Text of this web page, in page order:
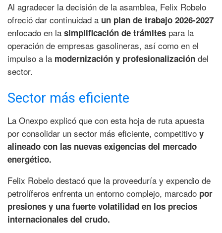
Al agradecer la decisión de la asamblea, Felix Robelo
ofreció dar continuidad a un plan de trabajo 2026-2027
enfocado en la simplificación de trámites para la
operación de empresas gasolineras, así como en el
impulso a la modernización y profesionalización del
sector.
Sector más eficiente
La Onexpo explicó que con esta hoja de ruta apuesta
por consolidar un sector más eficiente, competitivo y
alineado con las nuevas exigencias del mercado
energético.
Felix Robelo destacó que la proveeduría y expendio de
petrolíferos enfrenta un entorno complejo, marcado por
presiones y una fuerte volatilidad en los precios
internacionales del crudo.